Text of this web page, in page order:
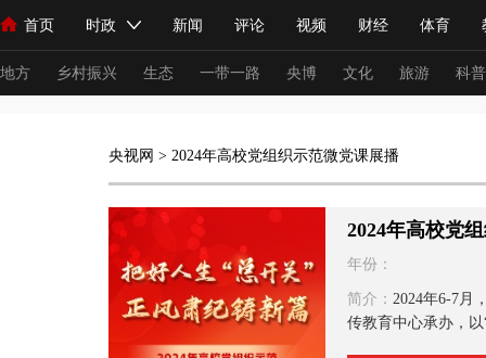
首页 时政 新闻 评论 视频 财经 体育
人民领袖习近平 联播+ 中国领导人 央视快评 习式妙语
直播 栏目大全 节目单 听音 微视频 主持人
海外频道 iPanda English Монгол
地方 乡村振兴 生态 一带一路 央博 文化 旅游 科普
网络春晚 共产党员网 秧纪录
国内 评论
人民领袖习近平 联播+ 热解读
央视网 > 2024年高校党组织示范微党课展播
2024年高校党
年份：
简介： 2024年6-7月
传教育中心承办，